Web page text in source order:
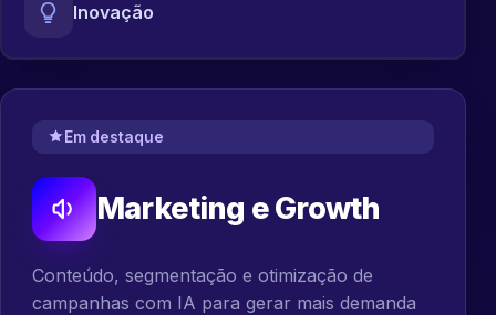
Inovação
Em destaque
Marketing e Growth
Conteúdo, segmentação e otimização de
campanhas com IA para gerar mais demanda